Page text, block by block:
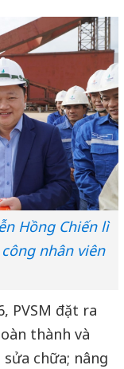
Hồng Chiến lì
nhân viên
PVSM đặt ra
thành và
chữa; nâng